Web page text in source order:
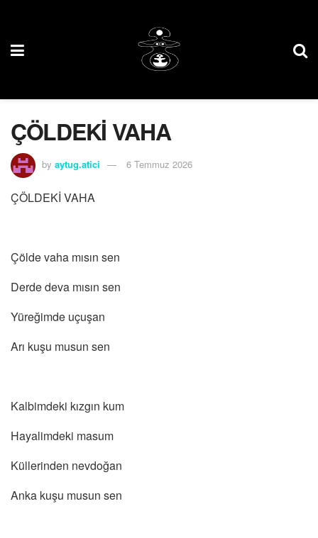
ÇÖLDEKİ VAHA
by aytug.atici 6 Temmuz 2026
ÇÖLDEKİ VAHA
Çölde vaha mısın sen
Derde deva mısın sen
Yüreğimde uçuşan
Arı kuşu musun sen
Kalbimdeki kızgın kum
Hayalimdeki masum
Küllerinden nevdoğan
Anka kuşu musun sen